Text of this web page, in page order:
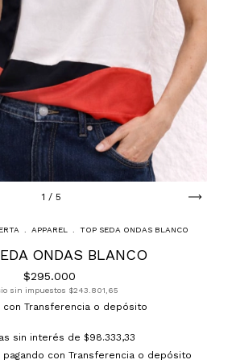
1 / 5
APPAREL TOP SEDA ONDAS BLANCO
ONDAS BLANCO
$295.000
sin impuestos $243.801,65
con Transferencia o depósito
sin interés de $98.333,33
pagando con Transferencia o depósito